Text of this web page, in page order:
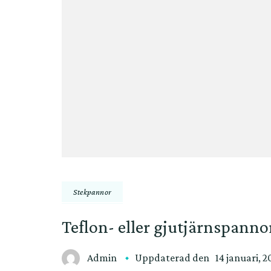
Stekpannor
Teflon- eller
Admin Uppdaterad den 14 januari,